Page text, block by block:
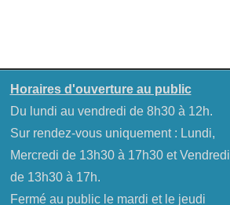
Horaires d'ouverture au public
Du lundi au vendredi de 8h30 à 12h.
Sur rendez-vous uniquement : Lundi,
Mercredi de 13h30 à 17h30 et Vendredi
de 13h30 à 17h.
Fermé au public le mardi et le jeudi